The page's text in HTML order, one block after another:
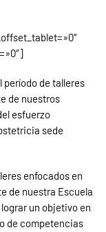
período de talleres
de nuestros
esfuerzo
sede
enfocados en
de nuestra Escuela
un objetivo en
de competencias